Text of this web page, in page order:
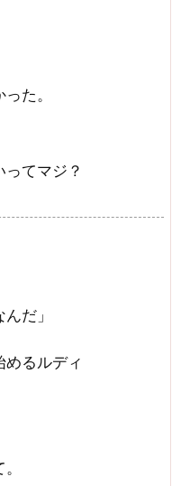
た。
てマジ？
だ」
めるルディ